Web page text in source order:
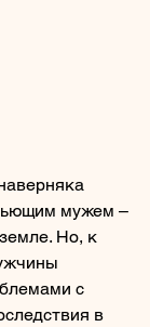
мужем –
Но, к
с
в